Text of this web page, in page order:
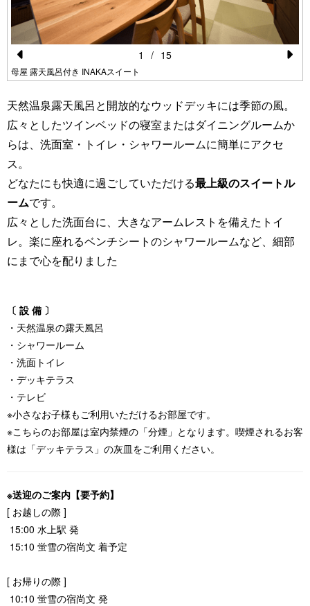
Pr
vi
o
u
s
母屋 露天風呂付き INAKAスイート
xt
1 / 15
天然温泉露天風呂と開放的なウッドデッキには季節の風。
広々としたツインベッドの寝室またはダイニングルームか
らは、洗面室・トイレ・シャワールームに簡単にアクセ
ス。
どなたにも快適に過ごしていただける最上級のスイートル
ームです。
広々とした洗面台に、大きなアームレストを備えたトイ
レ。楽に座れるベンチシートのシャワールームなど、細部
にまで心を配りました
〔 設 備 〕
・天然温泉の露天風呂
・シャワールーム
・洗面トイレ
・デッキテラス
・テレビ
※小さなお子様もご利用いただけるお部屋です。
※こちらのお部屋は室内禁煙の「分煙」となります。喫煙されるお客
様は「デッキテラス」の灰皿をご利用ください。
※送迎のご案内【要予約】
[ お越しの際 ]
15:00 水上駅 発
15:10 蛍雪の宿尚文 着予定
[ お帰りの際 ]
10:10 蛍雪の宿尚文 発